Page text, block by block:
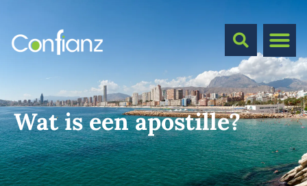
Wat is een apostille?